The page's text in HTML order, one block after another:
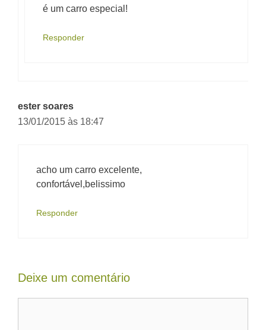
é um carro especial!
Responder
ester soares
13/01/2015 às 18:47
acho um carro excelente,
confortável,belissimo
Responder
Deixe um comentário